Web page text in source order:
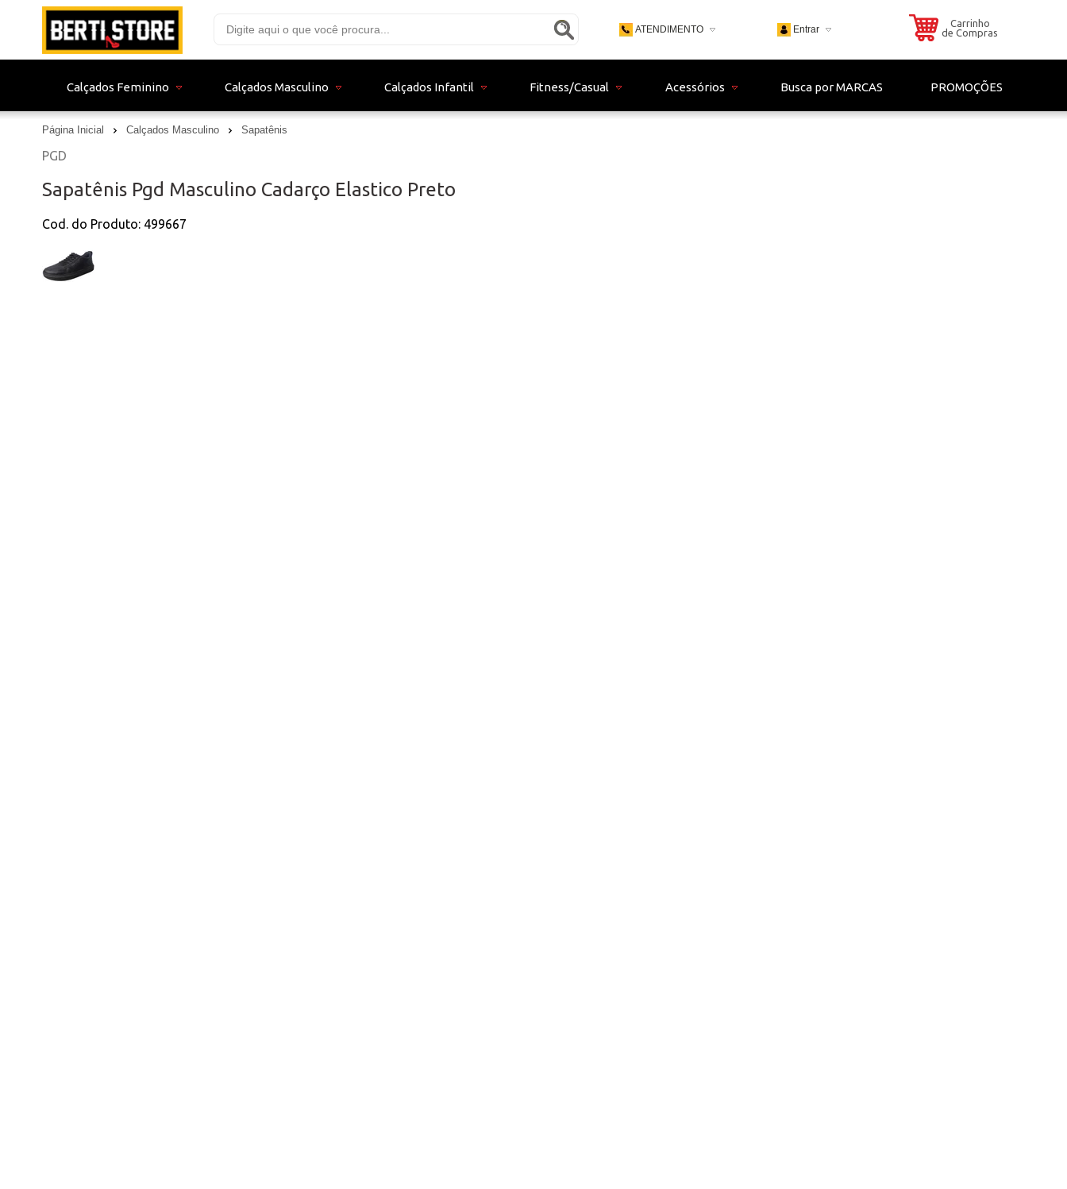
ATENDIMENTO
(48) 9 - 9153 - 4306
Entrar
Carrinho
de Compras
Calçados Feminino Calçados Masculino Calçados Infantil Fitness/Casual Acessórios Busca por MARCAS PROMOÇÕES
Página Inicial Calçados Masculino Sapatênis
PGD
Sapatênis Pgd Masculino Cadarço Elastico Preto
Cod. do Produto: 499667